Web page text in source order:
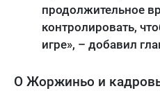
продолжительное
контролировать,
игре», – добавил
О Жоржиньо и